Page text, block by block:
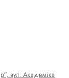
вул. Академіка